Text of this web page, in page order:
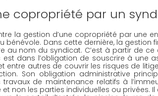
copropriété par un
la gestion d’une copropriété par une
bénévole. Dans cette dernière, la gestion
au nom du syndicat. C’est à partir de
dans l’obligation de souscrire à une
entre autres de couvrir les risques de
Son obligation administrative
travaux de maintenance relatifs à
non les parties individuelles ou privées.